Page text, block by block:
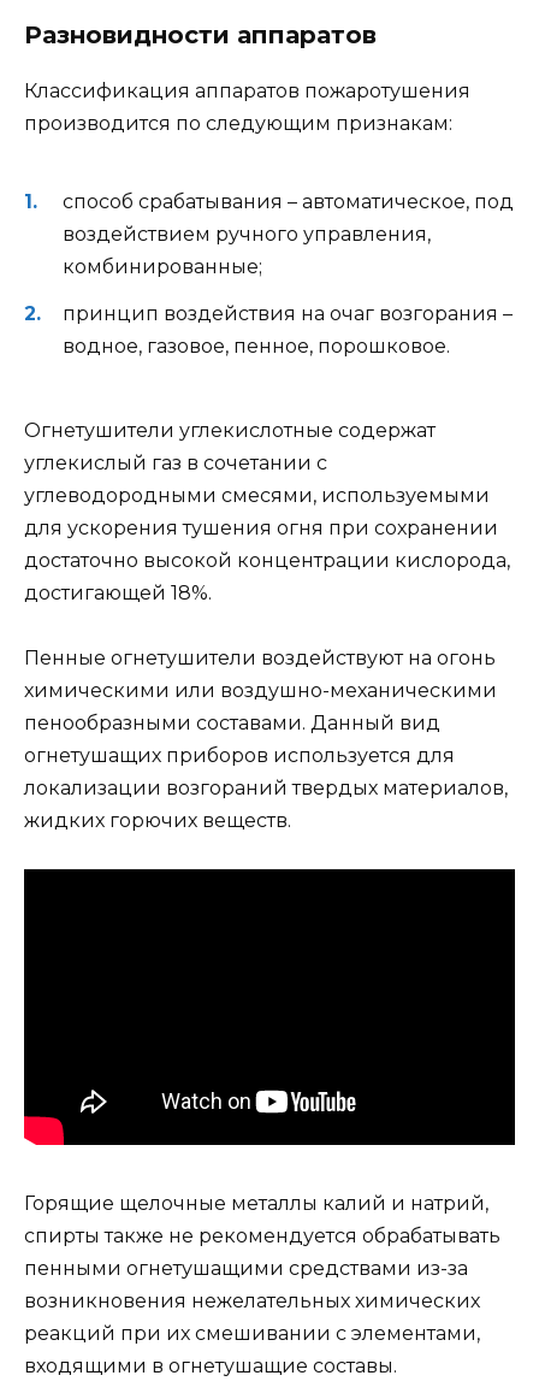
Разновидности аппаратов
Классификация аппаратов пожаротушения
производится по следующим признакам:
способ срабатывания – автоматическое, под
воздействием ручного управления,
комбинированные;
принцип воздействия на очаг возгорания –
водное, газовое, пенное, порошковое.
Огнетушители углекислотные содержат
углекислый газ в сочетании с
углеводородными смесями, используемыми
для ускорения тушения огня при сохранении
достаточно высокой концентрации кислорода,
достигающей 18%.
Пенные огнетушители воздействуют на огонь
химическими или воздушно-механическими
пенообразными составами. Данный вид
огнетушащих приборов используется для
локализации возгораний твердых материалов,
жидких горючих веществ.
Горящие щелочные металлы калий и натрий,
спирты также не рекомендуется обрабатывать
пенными огнетушащими средствами из-за
возникновения нежелательных химических
реакций при их смешивании с элементами,
входящими в огнетушащие составы.